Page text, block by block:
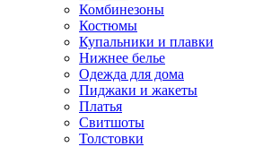
Комбинезоны
Костюмы
Купальники и плавки
Нижнее белье
Одежда для дома
Пиджаки и жакеты
Платья
Свитшоты
Толстовки